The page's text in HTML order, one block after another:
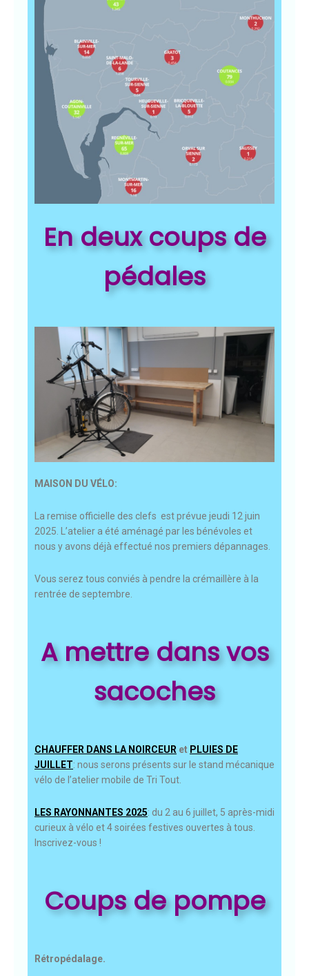
En deux coups de
pédales
MAISON DU VÉLO:
La remise officielle des clefs est prévue jeudi 12 juin
2025. L’atelier a été aménagé par les bénévoles et
nous y avons déjà effectué nos premiers dépannages.
Vous serez tous conviés à pendre la crémaillère à la
rentrée de septembre.
A mettre dans vos
sacoches
CHAUFFER DANS LA NOIRCEUR et PLUIES DE
JUILLET: nous serons présents sur le stand mécanique
vélo de l’atelier mobile de Tri Tout.
LES RAYONNANTES 2025: du 2 au 6 juillet, 5 après-midi
curieux à vélo et 4 soirées festives ouvertes à tous.
Inscrivez-vous !
Coups de pompe
Rétropédalage.